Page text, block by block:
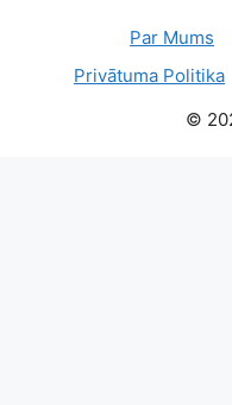
Par Mums
Privātuma Politika
©